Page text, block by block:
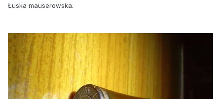
Łuska mauserowska.